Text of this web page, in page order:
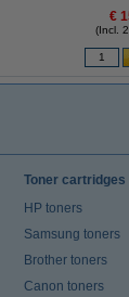
€
(Incl.
Toner cartridges
HP toners
Samsung toners
Brother toners
Canon toners